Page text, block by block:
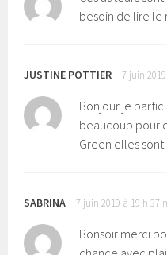
besoin de lire le
JUSTINE POTTIER 7 juin
Bonjour je
beaucoup pour
Green elles
SABRINA 7 juin 2019 à 19 h 37
Bonsoir merci